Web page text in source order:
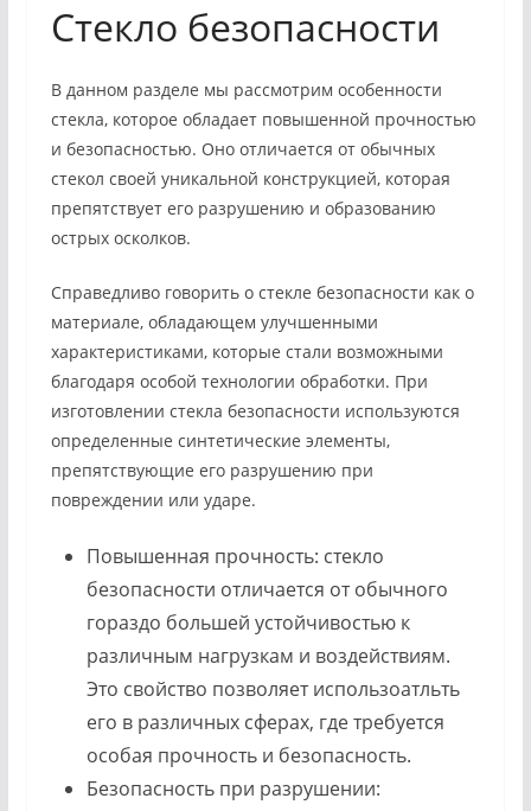
Стекло безопасности
В данном разделе мы рассмотрим особенности
стекла, которое обладает повышенной прочностью
и безопасностью. Оно отличается от обычных
стекол своей уникальной конструкцией, которая
препятствует его разрушению и образованию
острых осколков.
Справедливо говорить о стекле безопасности как о
материале, обладающем улучшенными
характеристиками, которые стали возможными
благодаря особой технологии обработки. При
изготовлении стекла безопасности используются
определенные синтетические элементы,
препятствующие его разрушению при
повреждении или ударе.
Повышенная прочность: стекло
безопасности отличается от обычного
гораздо большей устойчивостью к
различным нагрузкам и воздействиям.
Это свойство позволяет использоатльть
его в различных сферах, где требуется
особая прочность и безопасность.
Безопасность при разрушении: